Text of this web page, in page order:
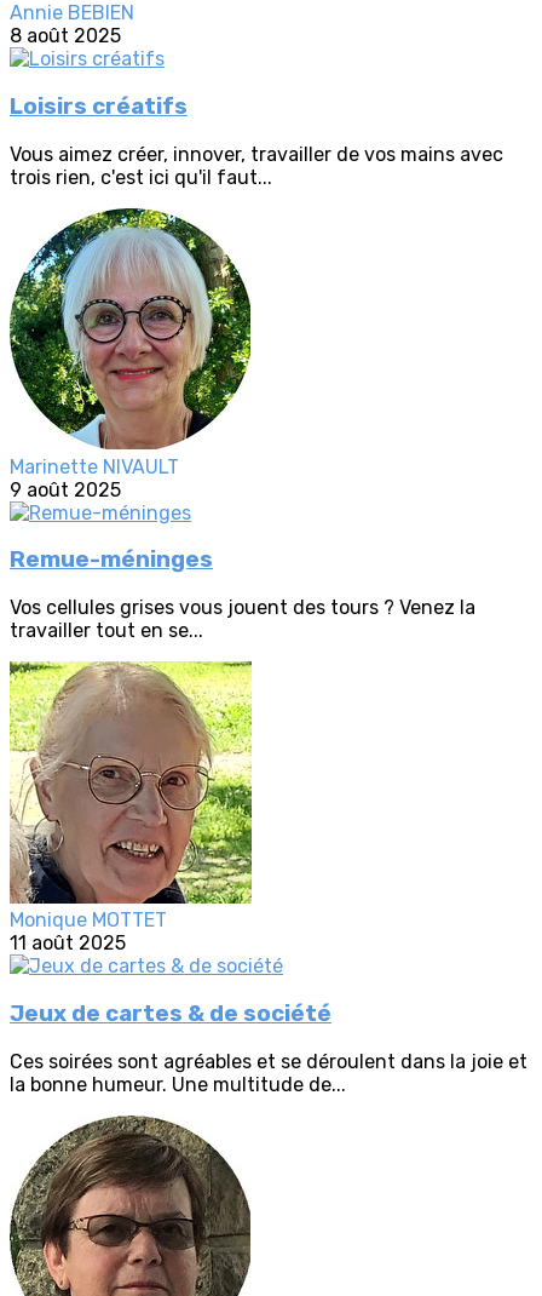
Annie BEBIEN
8 août 2025
Loisirs créatifs
Vous aimez créer, innover, travailler de vos mains avec
trois rien, c'est ici qu'il faut...
Marinette NIVAULT
9 août 2025
Remue-méninges
Vos cellules grises vous jouent des tours ? Venez la
travailler tout en se...
Monique MOTTET
11 août 2025
Jeux de cartes & de société
Ces soirées sont agréables et se déroulent dans la joie et
la bonne humeur. Une multitude de...